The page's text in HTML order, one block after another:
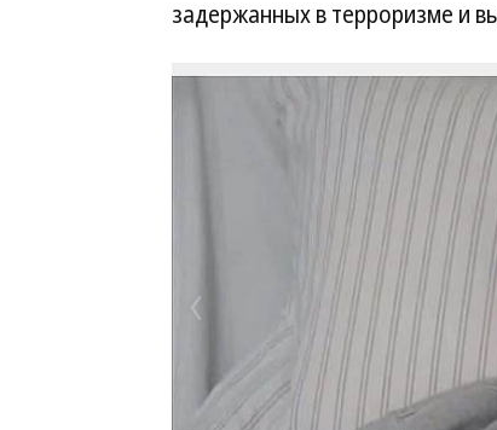
задержанных в терроризме и